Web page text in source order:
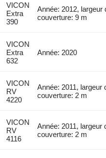
VICON
Extra
390
Année: 2012, largeur
couverture: 9 m
VICON
Extra
632
Année: 2020
VICON
RV
4220
Année: 2011, largeur
couverture: 2 m
VICON
RV
4116
Année: 2011, largeur
couverture: 2 m